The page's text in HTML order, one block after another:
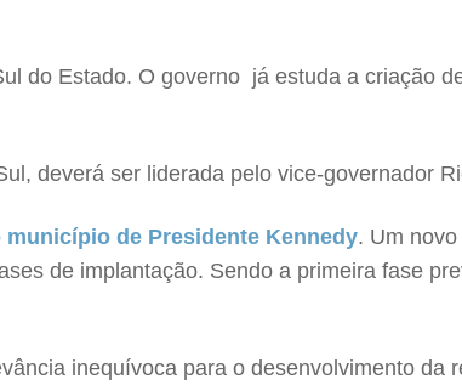
do Estado. O governo já estuda a criação
deverá ser liderada pelo vice-governador
de Presidente Kennedy. Um
de implantação. Sendo a primeira fase
inequívoca para o desenvolvimento da